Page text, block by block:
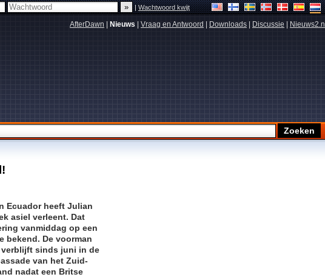
|Wachtwoord kwijt
AfterDawn Nieuws Vraag en Antwoord Downloads Discussie Nieuws2.nl
Ecuador heeft Julian
asiel verleent. Dat
vanmiddag op een
bekend. De voorman
verblijft sinds juni in de
van het Zuid-
nadat een Britse